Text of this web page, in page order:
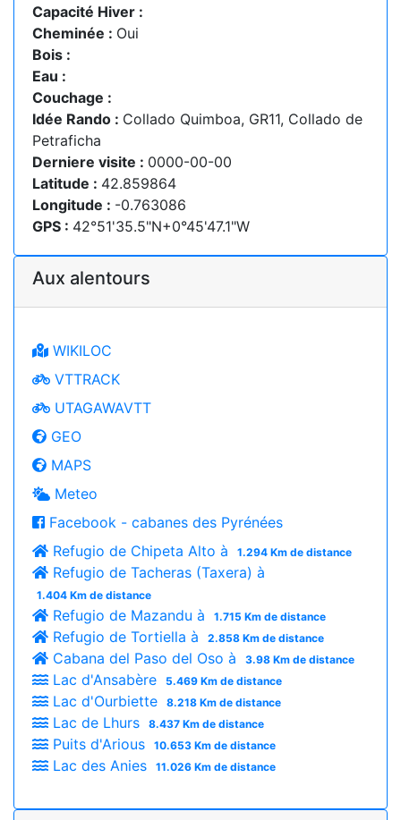
Capacité Hiver :
Cheminée : Oui
Bois :
Eau :
Couchage :
Idée Rando : Collado Quimboa, GR11, Collado de
Petraficha
Derniere visite : 0000-00-00
Latitude : 42.859864
Longitude : -0.763086
GPS : 42°51'35.5"N+0°45'47.1"W
Aux alentours
WIKILOC
VTTRACK
UTAGAWAVTT
GEO
MAPS
Meteo
Facebook - cabanes des Pyrénées
Refugio de Chipeta Alto à
1.294 Km de distance
Refugio de Tacheras (Taxera) à
1.404 Km de distance
Refugio de Mazandu à 1.715 Km de distance
Refugio de Tortiella à 2.858 Km de distance
Cabana del Paso del Oso à 3.98 Km de distance
Lac d'Ansabère 5.469 Km de distance
Lac d'Ourbiette 8.218 Km de distance
Lac de Lhurs 8.437 Km de distance
Puits d'Arious 10.653 Km de distance
Lac des Anies 11.026 Km de distance